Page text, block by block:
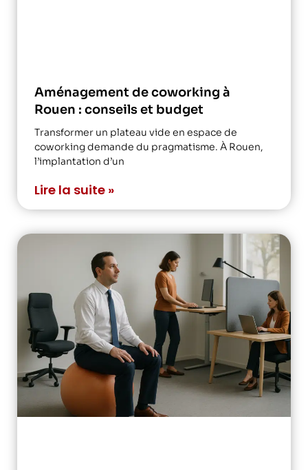
Aménagement de coworking à
Rouen : conseils et budget
Transformer un plateau vide en espace de
coworking demande du pragmatisme. À Rouen,
l’implantation d’un
Lire la suite »